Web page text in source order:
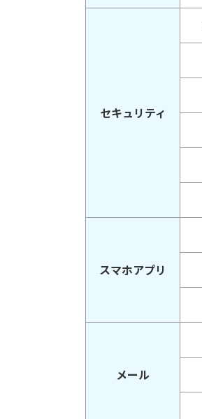
セキュリティ
スマホアプリ
メール